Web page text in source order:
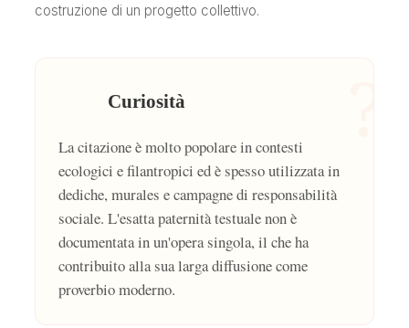
costruzione di un progetto collettivo.
Curiosità
La citazione è molto popolare in contesti
ecologici e filantropici ed è spesso utilizzata in
dediche, murales e campagne di responsabilità
sociale. L'esatta paternità testuale non è
documentata in un'opera singola, il che ha
contribuito alla sua larga diffusione come
proverbio moderno.